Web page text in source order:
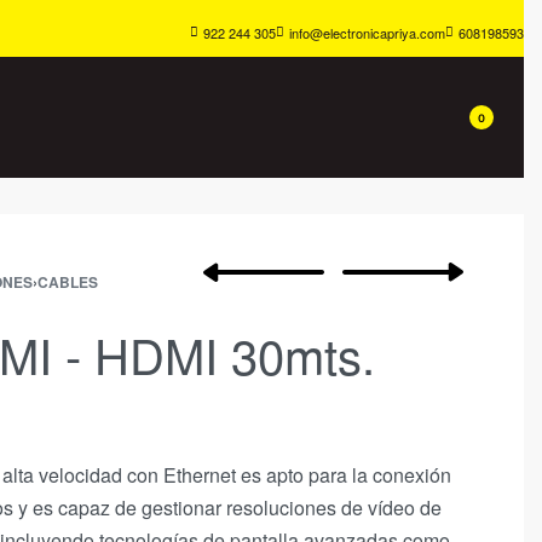
922 244 305 info@electronicapriya.com 608198593
0
›CABLES
- HDMI 30mts.
velocidad con Ethernet es apto para la conexión
y es capaz de gestionar resoluciones de vídeo de